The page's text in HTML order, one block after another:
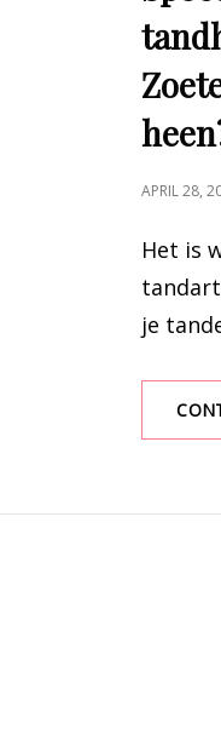
POSTED
APRIL 28,
Het is
je